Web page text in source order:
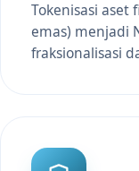
Tokenisasi aset
emas) menjadi
fraksionalisasi